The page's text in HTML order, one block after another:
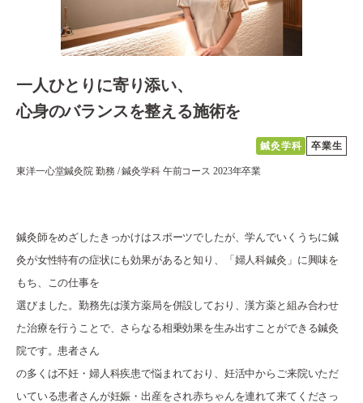
在校生ページ
卒業生の方へ
一人ひとりに寄り添い、
心身のバランスを整える施術を
鍼灸師をめざしたきっかけはスポーツでしたが、学んでいくうちに鍼
灸が女性特有の症状にも効果があると知り、「婦人科鍼灸」に興味を
もち、この仕事を
選びました。勤務先は漢方薬局を併設しており、漢方薬と組み合わせ
た治療を行うことで、さらなる相乗効果を生み出すことができる鍼灸
院です。患者さん
の多くは不妊・婦人科疾患で悩まれており、妊活中からご来院いただ
いている患者さんが妊娠・出産をされ赤ちゃんを連れて来てくださっ
卒業生
鍼灸学科
東洋一心堂鍼灸院 勤務 / 鍼灸学科 午前コース 2023年卒業